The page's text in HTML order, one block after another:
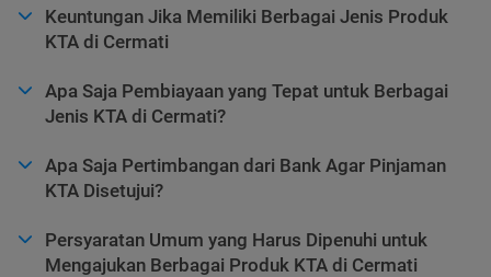
Keuntungan Jika Memiliki Berbagai Jenis Produk
KTA di Cermati
Apa Saja Pembiayaan yang Tepat untuk Berbagai
Jenis KTA di Cermati?
Apa Saja Pertimbangan dari Bank Agar Pinjaman
KTA Disetujui?
Persyaratan Umum yang Harus Dipenuhi untuk
Mengajukan Berbagai Produk KTA di Cermati